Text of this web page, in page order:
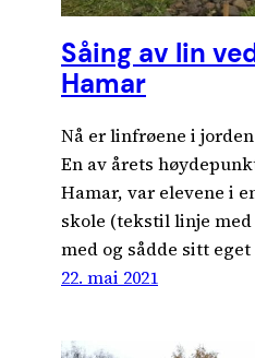
Såing av lin
Hamar
Nå er linfrøene i
En av årets
Hamar, var elevene i
skole (tekstil linje
med og sådde sitt
22. mai 2021